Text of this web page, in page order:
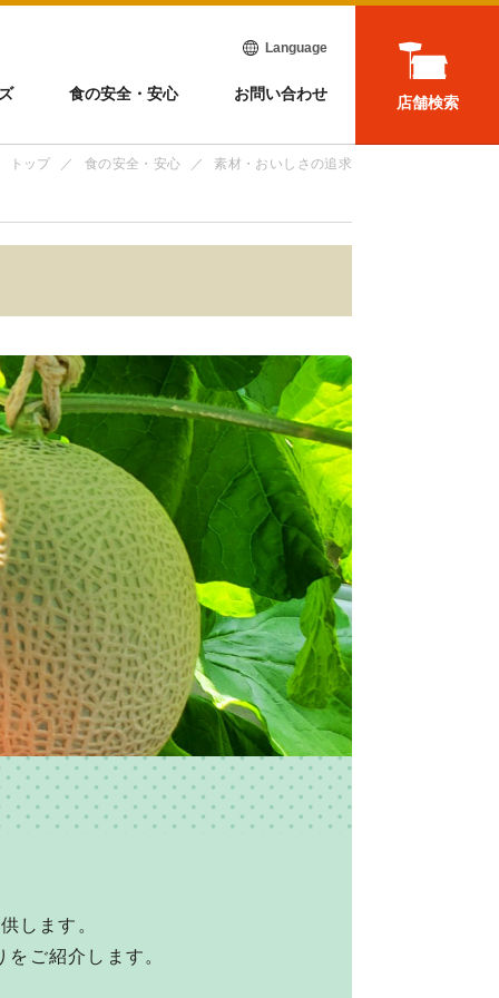
食の安全・安心 お問い合わせ
Language
店舗検索
トップ 食の安全・安心 素材・おいしさの追求
します。
ご紹介します。